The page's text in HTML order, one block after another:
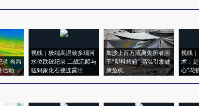
录 当局
活动
视线｜极端高温致多瑙河
水位跌破纪录 二战沉船与
猛犸象化石接连露出
加沙上百万流离失所者困
于“塑料烤箱” 高温引发健
康危机
视线
术：
心“花